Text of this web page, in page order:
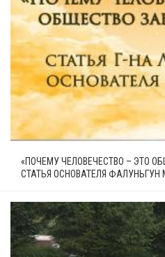
«ПОЧЕМУ ЧЕЛОВЕЧЕСТВО – ЭТО
СТАТЬЯ ОСНОВАТЕЛЯ